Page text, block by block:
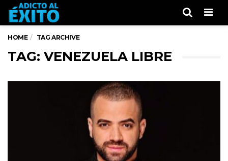
HOME TAG ARCHIVE
TAG: VENEZUELA LIBRE